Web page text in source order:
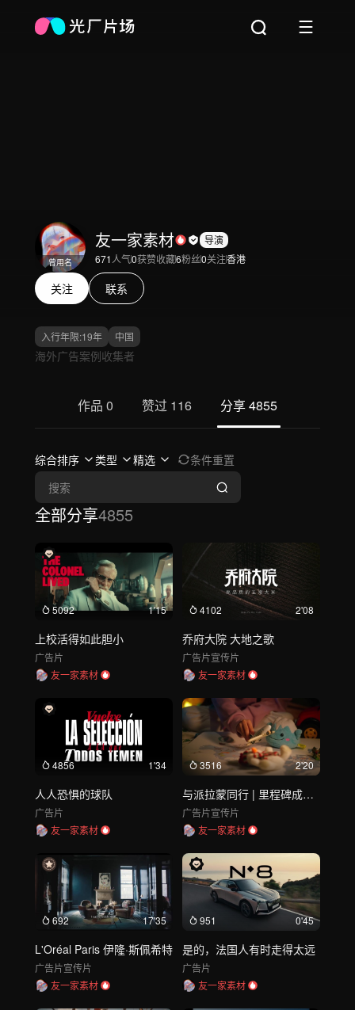
曾用名
友一家素材
导演
671人气0获赞收藏6粉丝0关注香港
关注 联系
入行年限:19年 中国
海外广告案例收集者
作品 0 赞过 116 分享4855
综合排序 类型 精选 条件重置
全部分享4855
5092 1'15
上校活得如此胆小
广告片
友一家素材
4102 2'08
乔府大院 大地之歌
广告片宣传片
友一家素材
4856 1'34
人人恐惧的球队
广告片
友一家素材
3516 2'20
与派拉蒙同行 | 里程碑成为里程
广告片宣传片
友一家素材
692 17'35
L'Oréal Paris 伊隆·斯佩希特
广告片宣传片
友一家素材
951 0'45
是的，法国人有时走得太远
广告片
友一家素材